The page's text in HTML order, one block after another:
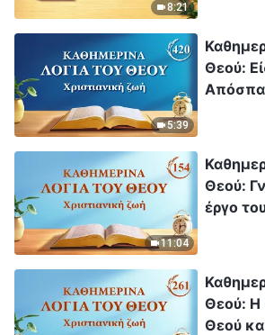
8:21
5:39
Θεού:
11:04
Θεού:
έργο
Θεού: Η
Θεού